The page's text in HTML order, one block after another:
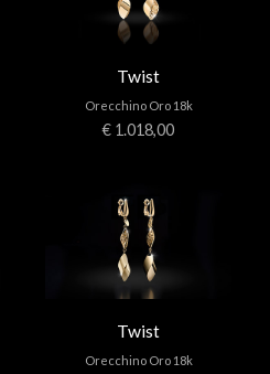
Twist
Orecchino Oro 18k
€ 1.018,00
Twist
Orecchino Oro 18k